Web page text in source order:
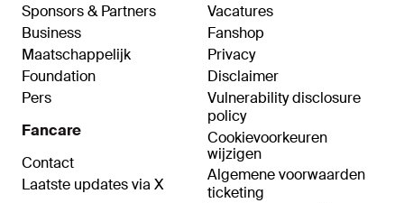
Sponsors & Partners
Business
Maatschappelijk
Foundation
Pers
Fancare
Contact
Laatste updates via X
Vacatures
Fanshop
Privacy
Disclaimer
Vulnerability disclosure
policy
Cookievoorkeuren
wijzigen
Algemene voorwaarden
ticketing